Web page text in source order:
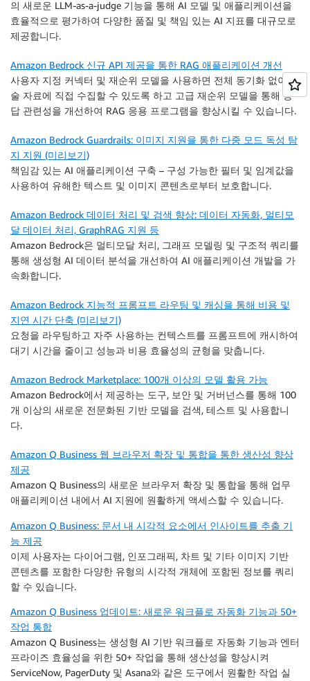
의 새로운 LLM-as-a-judge 기능을 통해 AI 모델 및 애플리케이션을
효율적으로 평가하여 다양한 품질 및 책임 있는 AI 지표를 대규모로
제공합니다.
Amazon Bedrock 신규 API 제공을 통한 RAG 애플리케이션 개선
사용자 지정 커넥터 및 재순위 모델을 사용하면 전체 동기화 없이 기
술 자료에 직접 수집할 수 있도록 하고 고급 재순위 모델을 통해 응
답 관련성을 개선하여 RAG 응용 프로그램을 향상시킬 수 있습니다.
Amazon Bedrock Guardrails: 이미지 지원을 통한 다중 모드 독성 탐
지 지원 (미리보기)
책임감 있는 AI 애플리케이션 구축 – 구성 가능한 필터 및 임계값을
사용하여 유해한 텍스트 및 이미지 콘텐츠로부터 보호합니다.
Amazon Bedrock 데이터 처리 및 검색 향상: 데이터 자동화, 멀티모
달 데이터 처리, GraphRAG 지원 등
Amazon Bedrock은 멀티모달 처리, 그래프 모델링 및 구조적 쿼리를
통해 생성형 AI 데이터 분석을 개선하여 AI 애플리케이션 개발을 가
속화합니다.
Amazon Bedrock 지능적 프롬프트 라우팅 및 캐싱을 통해 비용 및
지연 시간 단축 (미리보기)
요청을 라우팅하고 자주 사용하는 컨텍스트를 프롬프트에 캐시하여
대기 시간을 줄이고 성능과 비용 효율성의 균형을 맞춥니다.
Amazon Bedrock Marketplace: 100개 이상의 모델 활용 가능
Amazon Bedrock에서 제공하는 도구, 보안 및 거버넌스를 통해 100
개 이상의 새로운 전문화된 기반 모델을 검색, 테스트 및 사용합니
다.
Amazon Q Business 웹 브라우저 확장 및 통합을 통한 생산성 향상
제공
Amazon Q Business의 새로운 브라우저 확장 및 통합을 통해 업무
애플리케이션 내에서 AI 지원에 원활하게 액세스할 수 있습니다.
Amazon Q Business: 문서 내 시각적 요소에서 인사이트를 추출 기
능 제공
이제 사용자는 다이어그램, 인포그래픽, 차트 및 기타 이미지 기반
콘텐츠를 포함한 다양한 유형의 시각적 개체에 포함된 정보를 쿼리
할 수 있습니다.
Amazon Q Business 업데이트: 새로운 워크플로 자동화 기능과 50+
작업 통합
Amazon Q Business는 생성형 AI 기반 워크플로 자동화 기능과 엔터
프라이즈 효율성을 위한 50+ 작업을 통해 생산성을 향상시켜
ServiceNow, PagerDuty 및 Asana와 같은 도구에서 원활한 작업 실